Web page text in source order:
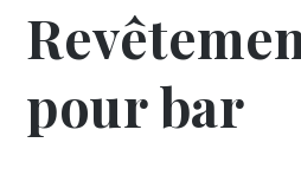
pour bar